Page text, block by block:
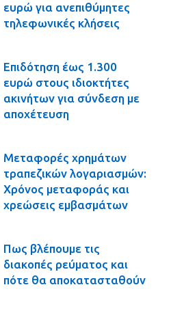
ευρώ για ανεπιθύμητες
τηλεφωνικές κλήσεις
Επιδότηση έως 1.300
ευρώ στους ιδιοκτήτες
ακινήτων για σύνδεση με
αποχέτευση
Μεταφορές χρημάτων
τραπεζικών λογαριασμών:
Χρόνος μεταφοράς και
χρεώσεις εμβασμάτων
Πως βλέπουμε τις
διακοπές ρεύματος και
πότε θα αποκατασταθούν